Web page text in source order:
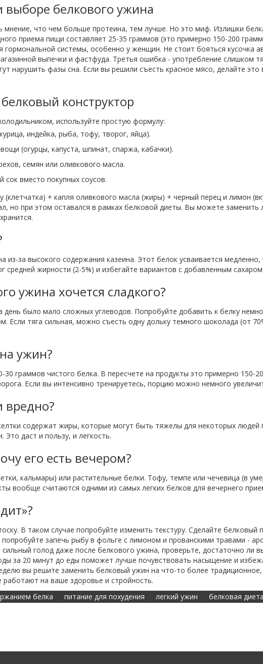
белкового ужина
мнение, что чем больше протеина, тем лучше. Но это миф. Излишки
приема пищи составляет 25-35 граммов (это примерно 150-200
системы, особенно у женщин. Не стоит бояться кусочка
выпечки и фастфуда. Третья ошибка - употребление слишком
нарушить фазы сна. Если вы решили съесть красное мясо, делайте
конструктор
используйте простую формулу:
индейка, рыба, тофу, творог, яйца).
(огурцы, капуста, шпинат, спаржа, кабачки).
семян или оливкового масла.
вместо покупных соусов.
+ капля оливкового масла (жиры) + черный перец и лимон
но при этом оставался в рамках белковой диеты. Вы можете заменить
из-за высокого содержания казеина. Этот белок усваивается
жирности (2-5%) и избегайте вариантов с добавленным
ужина хочется сладкого?
было мало сложных углеводов. Попробуйте добавить к белку
Если тяга сильная, можно съесть одну дольку темного шоколада (от
ужин?
граммов чистого белка. В пересчете на продукты это примерно 150-
Если вы интенсивно тренируетесь, порцию можно немного
вредно?
содержат жиры, которые могут быть тяжелы для некоторых
даст и пользу, и легкость.
его есть вечером?
кальмары) или растительные белки. Тофу, темпе или чечевица (в
вообще считаются одними из самых легких белков для вечернего
В таком случае попробуйте изменить текстуру. Сделайте белковый
запечь рыбу в фольге с лимоном и прованскими травами -
сильный голод даже после белкового ужина, проверьте, достаточно ли
за 20 минут до еды поможет лучше почувствовать насыщение и
вы решите заменить белковый ужин на что-то более
на ваше здоровье и стройность.
белка питание для похудения легкий ужин белковая диета